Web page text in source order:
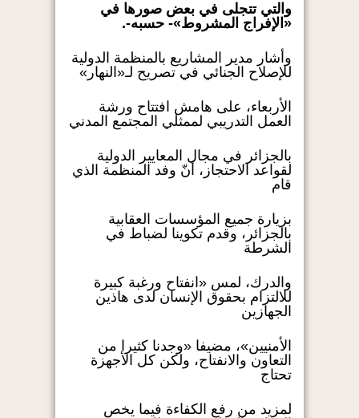
والتي تتجلى في بعض صورها في
«الإفراج المشروط»- حسبه-.
وأشار مدير المشاريع بالمنظمة الدولية
للإصلاح الجنائي في تصريح لـ«النهار»
الأربعاء، على هامش افتتاح ورشة
العمل التدريبي لممثلي المجتمع المدني
بالجزائر في مجال المعايير الدولية
لقواعد الاحتجاز، أنّ وفد المنظمة الذي
قام
بزيارة جميع المؤسسات العقابية
بالجزائر، وقدم تكوينا لضباط في
الشرطة
والدرك، لمس «انفتاح ورغبة كبيرة
للالتزام بحقوق الإنسان لدى هاذين
الجهازين
الأمنيين»، مضيفا «وجدنا كثيرا من
التعاون والانفتاح، ولكن كل الأجهزة
تحتاج
لمزيد من رفع الكفاءة فيما يخص